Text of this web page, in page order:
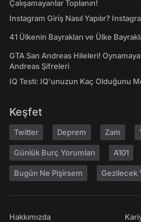
Çalışamayanlar Toplanın!
Instagram Giriş Nasıl Yapılır?
41 Ülkenin Bayrakları ve Ülke
GTA San Andreas Hileleri!
Andreas Şifreleri
IQ Testi: IQ'unuzun Kaç Olduğunu
Keşfet
Twitter Deprem Zam
Günlük Burç Yorumları A101
Bugün Ne Pişirsem Gezilecek
Hakkımızda